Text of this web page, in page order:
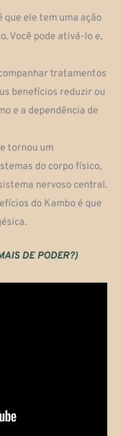
que ele tem uma ação
Você pode ativá-lo e,
tratamentos
benefícios reduzir ou
e a dependência de
tornou um
do corpo físico,
nervoso central.
do Kambo é que
DE PODER?)